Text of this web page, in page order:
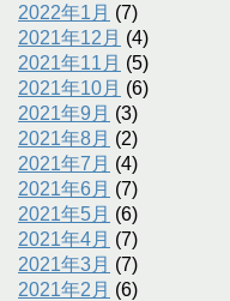
2022年1月 (7)
2021年12月 (4)
2021年11月 (5)
2021年10月 (6)
2021年9月 (3)
2021年8月 (2)
2021年7月 (4)
2021年6月 (7)
2021年5月 (6)
2021年4月 (7)
2021年3月 (7)
2021年2月 (6)